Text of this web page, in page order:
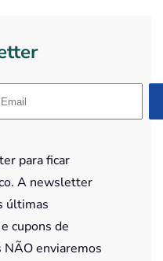
para ficar
A newsletter
últimas
cupons de
enviaremos